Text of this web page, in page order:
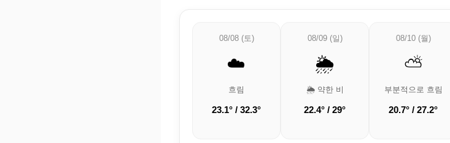
08/08 (토)
☁️
흐림
23.1° / 32.3°
08/09 (일)
🌦️
🌦️ 약한 비
22.4° / 29°
08/10 (월)
⛅
부분적으로 흐림
20.7° / 27.2°